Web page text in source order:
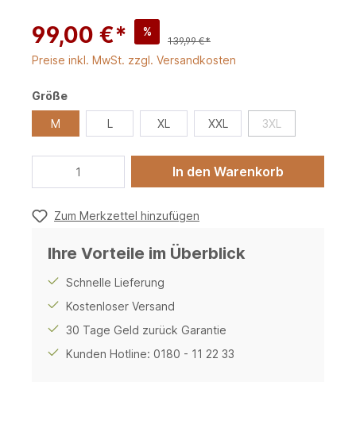
99,00 €* %
139,99 €*
Preise inkl. MwSt. zzgl. Versandkosten
Größe
M L XL XXL 3XL
In den Warenkorb
Zum Merkzettel hinzufügen
Ihre Vorteile im Überblick
Schnelle Lieferung
Kostenloser Versand
30 Tage Geld zurück Garantie
Kunden Hotline: 0180 - 11 22 33